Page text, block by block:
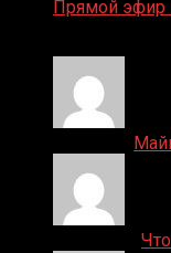
Прямой эфир